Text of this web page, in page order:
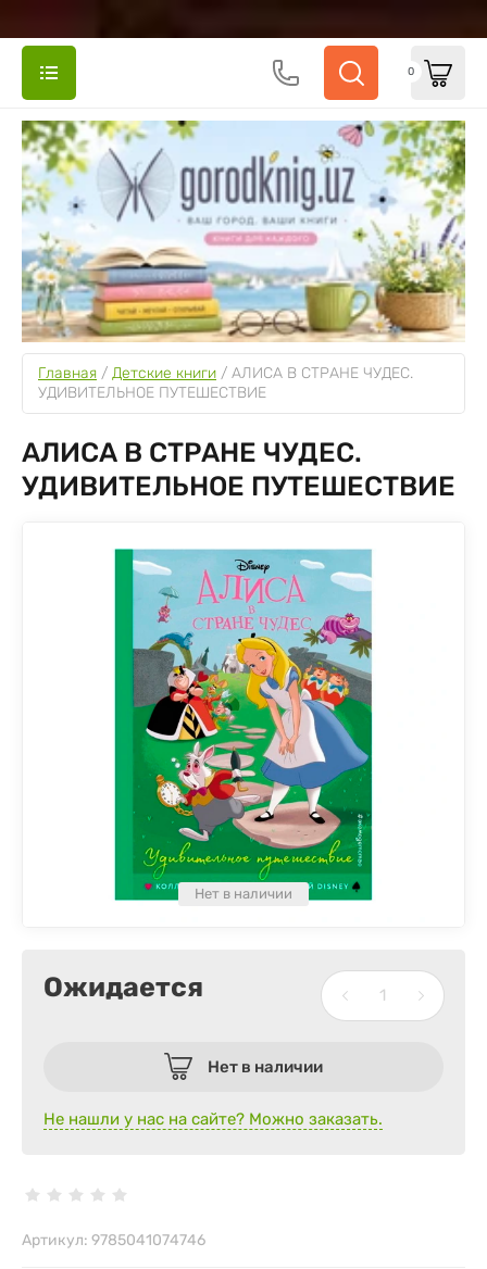
0
Главная / Детские книги / АЛИСА В СТРАНЕ ЧУДЕС.
УДИВИТЕЛЬНОЕ ПУТЕШЕСТВИЕ
АЛИСА В СТРАНЕ ЧУДЕС.
УДИВИТЕЛЬНОЕ ПУТЕШЕСТВИЕ
Нет в наличии
Ожидается
Нет в наличии
Не нашли у нас на сайте? Можно заказать.
Артикул: 9785041074746